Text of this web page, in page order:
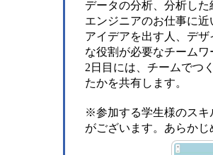
データの分析、分析し
エンジニアのお仕事に近
アイデアを出す人、デ
な役割が必要なチームワ
2日目には、チームでつ
たかを共有します。
※参加する学生様のスキ
がございます。あらかじ